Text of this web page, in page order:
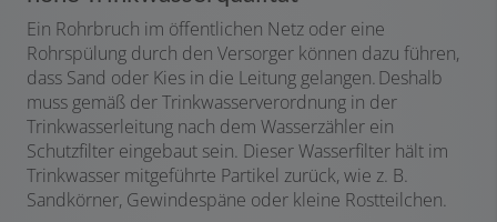
Ein Rohrbruch im öffentlichen Netz oder eine
Rohrspülung durch den Versorger können dazu führen,
dass Sand oder Kies in die Leitung gelangen. Deshalb
muss gemäß der Trinkwasserverordnung in der
Trinkwasserleitung nach dem Wasserzähler ein
Schutzfilter eingebaut sein. Dieser Wasserfilter hält im
Trinkwasser mitgeführte Partikel zurück, wie z. B.
Sandkörner, Gewindespäne oder kleine Rostteilchen.